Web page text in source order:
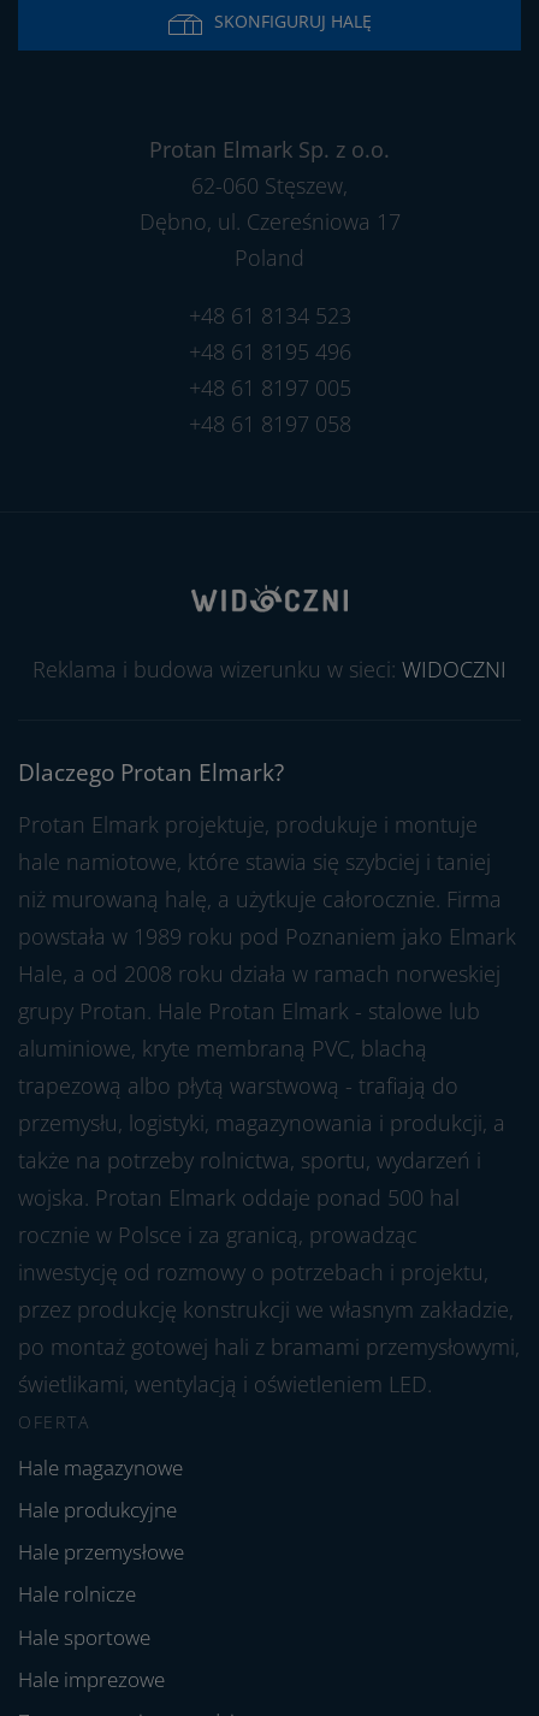
SKONFIGURUJ HALĘ
Protan Elmark Sp. z o.o.
62-060 Stęszew,
Dębno, ul. Czereśniowa 17
Poland
+48 61 8134 523
+48 61 8195 496
+48 61 8197 005
+48 61 8197 058
Reklama i budowa wizerunku w sieci: WIDOCZNI
Dlaczego Protan Elmark?
Protan Elmark projektuje, produkuje i montuje
hale namiotowe, które stawia się szybciej i taniej
niż murowaną halę, a użytkuje całorocznie. Firma
powstała w 1989 roku pod Poznaniem jako Elmark
Hale, a od 2008 roku działa w ramach norweskiej
grupy Protan. Hale Protan Elmark - stalowe lub
aluminiowe, kryte membraną PVC, blachą
trapezową albo płytą warstwową - trafiają do
przemysłu, logistyki, magazynowania i produkcji, a
także na potrzeby rolnictwa, sportu, wydarzeń i
wojska. Protan Elmark oddaje ponad 500 hal
rocznie w Polsce i za granicą, prowadząc
inwestycję od rozmowy o potrzebach i projektu,
przez produkcję konstrukcji we własnym zakładzie,
po montaż gotowej hali z bramami przemysłowymi,
świetlikami, wentylacją i oświetleniem LED.
OFERTA
Hale magazynowe
Hale produkcyjne
Hale przemysłowe
Hale rolnicze
Hale sportowe
Hale imprezowe